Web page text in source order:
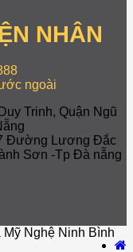
NHÂN
ngoài
Trinh, Quận Ngũ
Đường Lương Đắc
Sơn -Tp Đà nẵng
Nghệ Ninh Bình